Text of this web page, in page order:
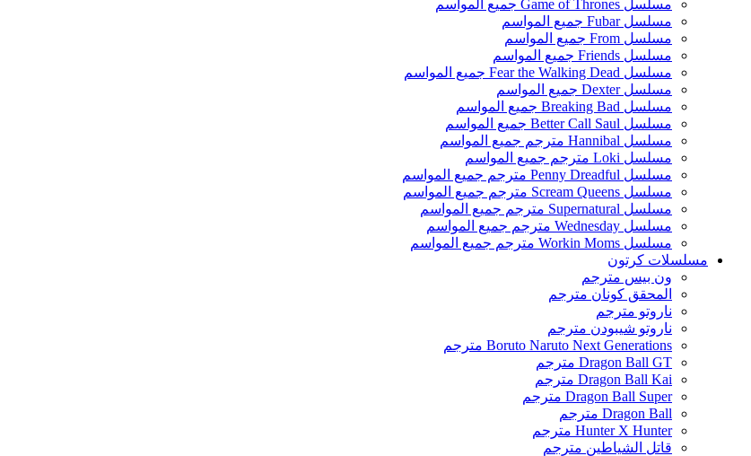
مسلسل Game of Thrones جميع المواسم
مسلسل Fubar جميع المواسم
مسلسل From جميع المواسم
مسلسل Friends جميع المواسم
مسلسل Fear the Walking Dead جميع المواسم
مسلسل Dexter جميع المواسم
مسلسل Breaking Bad جميع المواسم
مسلسل Better Call Saul جميع المواسم
مسلسل Hannibal مترجم جميع المواسم
مسلسل Loki مترجم جميع المواسم
مسلسل Penny Dreadful مترجم جميع المواسم
مسلسل Scream Queens مترجم جميع المواسم
مسلسل Supernatural مترجم جميع المواسم
مسلسل Wednesday مترجم جميع المواسم
مسلسل Workin Moms مترجم جميع المواسم
مسلسلات كرتون
ون بيس مترجم
المحقق كونان مترجم
ناروتو مترجم
ناروتو شيبودن مترجم
Boruto Naruto Next Generations مترجم
Dragon Ball GT مترجم
Dragon Ball Kai مترجم
Dragon Ball Super مترجم
Dragon Ball مترجم
Hunter X Hunter مترجم
قاتل الشياطين مترجم